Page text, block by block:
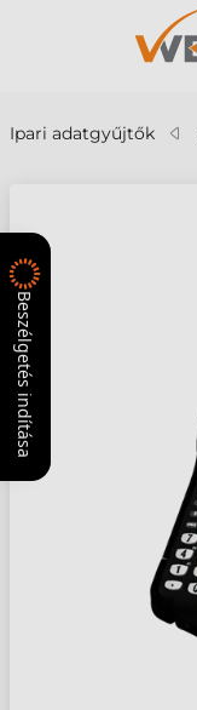
Ipari adatgyűjtők
Beszélgetés indítása